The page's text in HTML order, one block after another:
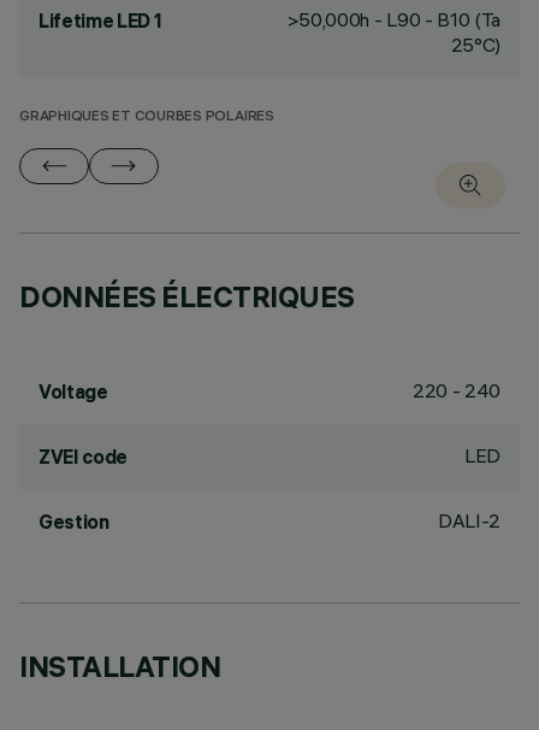
Lifetime LED 1
>50,000h - L90 - B10 (Ta
25°C)
GRAPHIQUES ET COURBES POLAIRES
DONNÉES ÉLECTRIQUES
Voltage 220 - 240
ZVEI code LED
Gestion DALI-2
INSTALLATION